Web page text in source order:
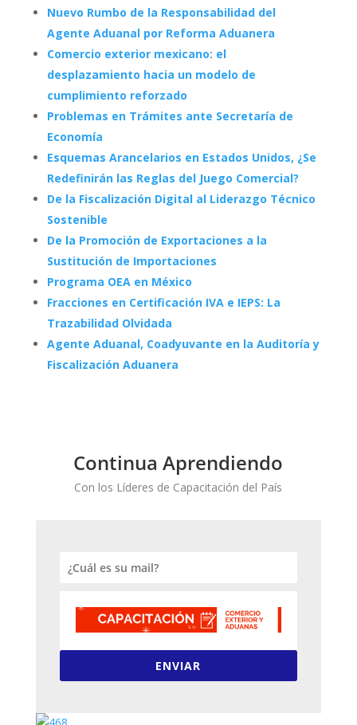
Nuevo Rumbo de la Responsabilidad del
Agente Aduanal por Reforma Aduanera
Comercio exterior mexicano: el
desplazamiento hacia un modelo de
cumplimiento reforzado
Problemas en Trámites ante Secretaría de
Economía
Esquemas Arancelarios en Estados Unidos, ¿Se
Redefinirán las Reglas del Juego Comercial?
De la Fiscalización Digital al Liderazgo Técnico
Sostenible
De la Promoción de Exportaciones a la
Sustitución de Importaciones
Programa OEA en México
Fracciones en Certificación IVA e IEPS: La
Trazabilidad Olvidada
Agente Aduanal, Coadyuvante en la Auditoría y
Fiscalización Aduanera
Continua Aprendiendo
Con los Líderes de Capacitación del País
ENVIAR